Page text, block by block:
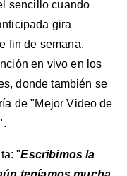
sencillo cuando
gira
fin de semana.
en vivo en los
donde también se
de "Mejor Video de
"Escribimos la